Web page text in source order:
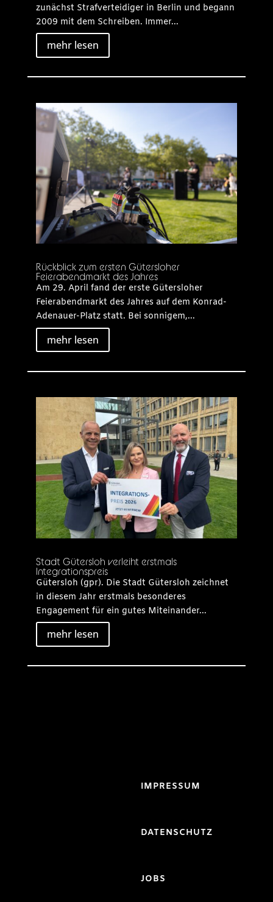
zunächst Strafverteidiger in Berlin und begann
2009 mit dem Schreiben. Immer...
mehr lesen
Rückblick zum ersten Gütersloher
Feierabendmarkt des Jahres
Am 29. April fand der erste Gütersloher
Feierabendmarkt des Jahres auf dem Konrad-
Adenauer-Platz statt. Bei sonnigem,...
mehr lesen
Stadt Gütersloh verleiht erstmals
Integrationspreis
Gütersloh (gpr). Die Stadt Gütersloh zeichnet
in diesem Jahr erstmals besonderes
Engagement für ein gutes Miteinander...
mehr lesen
IMPRESSUM
DATENSCHUTZ
JOBS